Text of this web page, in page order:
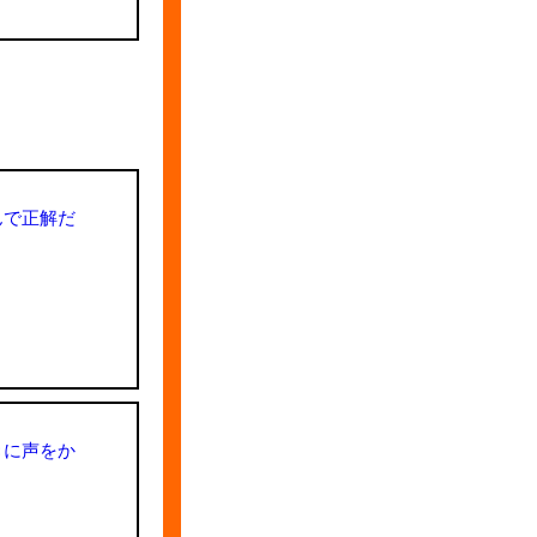
正解だ
声をか